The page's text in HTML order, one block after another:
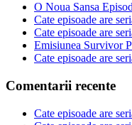
O Noua Sansa
Cate episoade are
Cate episoade are
Emisiunea Survivor
Cate episoade are
Comentarii recente
Cate episoade are